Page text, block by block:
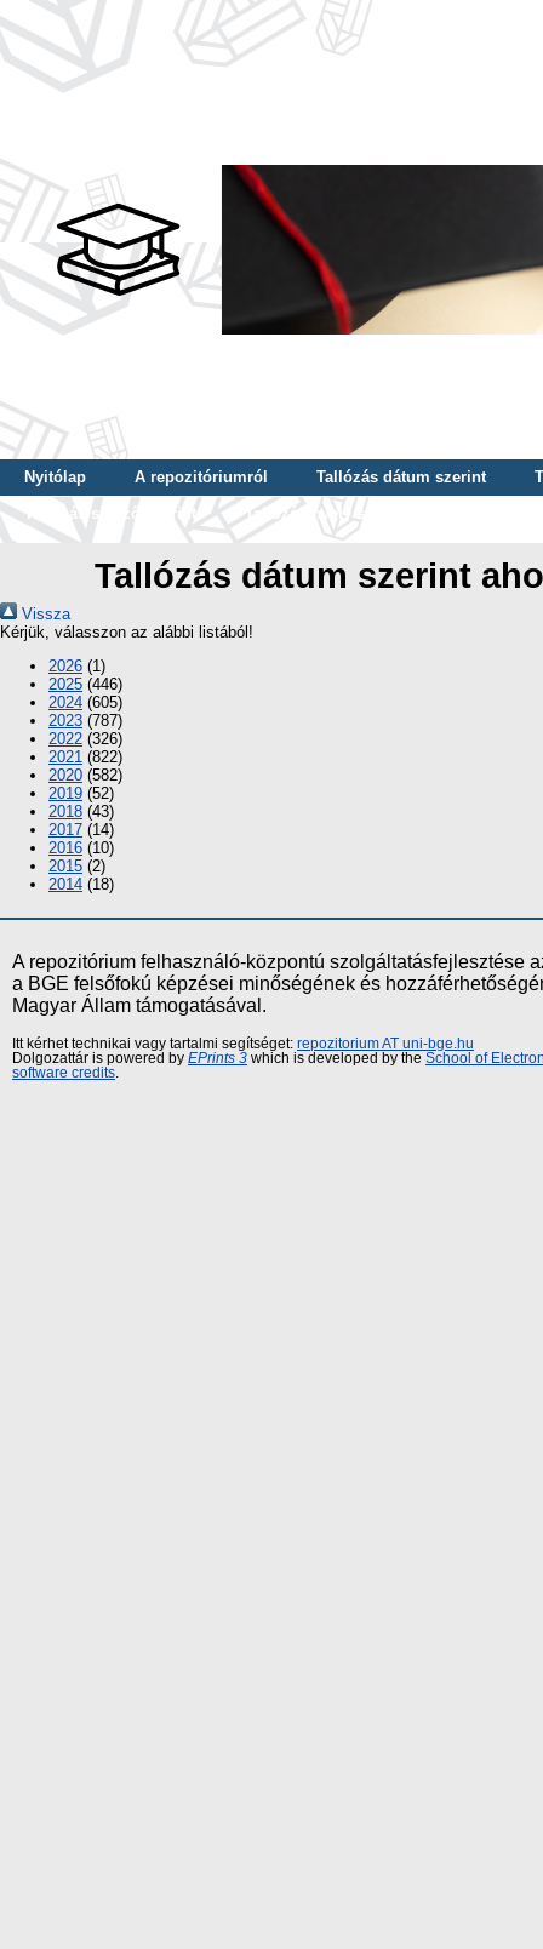
Nyitólap A repozitóriumról Tallózás dátum szerint
Tallózás szerző szerint
Tallózás nyelv szerint
Tallózás dátum szerint
Vissza
Kérjük, válasszon az alábbi listából!
2026 (1)
2025 (446)
2024 (605)
2023 (787)
2022 (326)
2021 (822)
2020 (582)
2019 (52)
2018 (43)
2017 (14)
2016 (10)
2015 (2)
2014 (18)
A repozitórium felhasználó-központú szolgáltatásfejlesztése
a BGE felsőfokú képzései minőségének és
Magyar Állam támogatásával.
Itt kérhet technikai vagy tartalmi segítséget: repozitorium AT uni-bge.hu
Dolgozattár is powered by EPrints 3 which is developed by the School of
software credits